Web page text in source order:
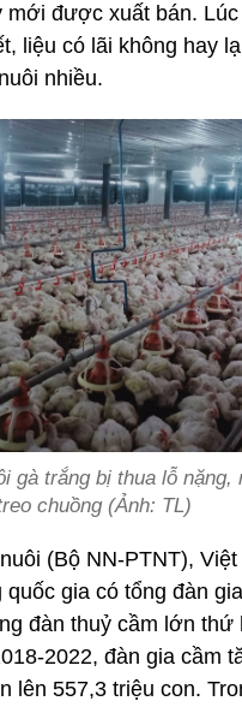
được xuất bán. Lúc
liệu có lãi không hay
nhiều.
gà trắng bị thua lỗ nặng,
chuồng (Ảnh: TL)
(Bộ NN-PTNT),
quốc gia có tổng đàn
đàn thuỷ cầm lớn thứ
2022, đàn gia cầm
lên 557,3 triệu con.